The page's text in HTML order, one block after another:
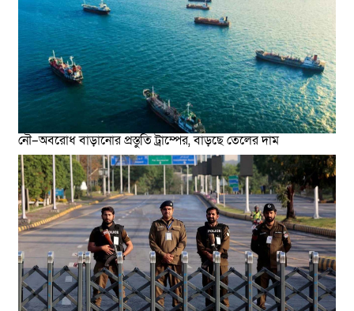
নৌ–অবরোধ বাড়ানোর প্রস্তুতি ট্রাম্পের, বাড়ছে তেলের দাম